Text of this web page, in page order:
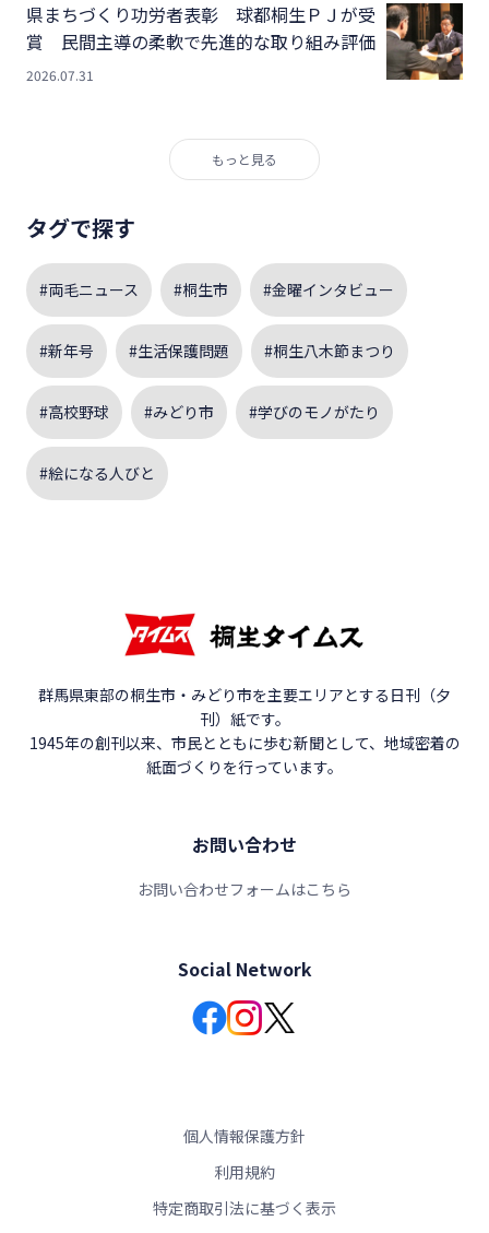
県まちづくり功労者表彰 球都桐生ＰＪが受
賞 民間主導の柔軟で先進的な取り組み評価
2026.07.31
もっと見る
タグで探す
#両毛ニュース #桐生市 #金曜インタビュー
#新年号 #生活保護問題 #桐生八木節まつり
#高校野球 #みどり市 #学びのモノがたり
#絵になる人びと
群馬県東部の桐生市・みどり市を主要エリアとする日刊（夕
刊）紙です。
1945年の創刊以来、市民とともに歩む新聞として、地域密着の
紙面づくりを行っています。
お問い合わせ
お問い合わせフォームはこちら
Social Network
個人情報保護方針
利用規約
特定商取引法に基づく表示